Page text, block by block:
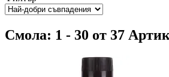
Смола: 1 - 30 от 37